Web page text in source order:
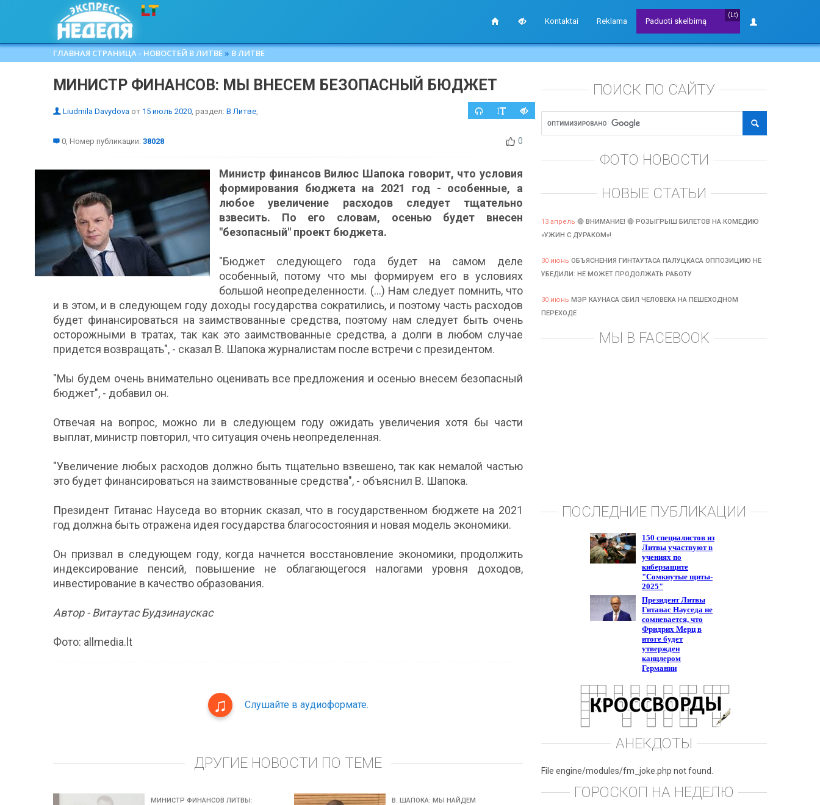
Kontaktai Reklama
(Lt)
Paduoti skelbimą
ГЛАВНАЯ СТРАНИЦА - НОВОСТЕЙ В ЛИТВЕ » В ЛИТВЕ
МИНИСТР ФИНАНСОВ: МЫ ВНЕСЕМ БЕЗОПАСНЫЙ БЮДЖЕТ
Liudmila Davydova от 15 июль 2020, раздел: В Литве,
0, Номер публикации: 38028 0
Министр финансов Вилюс Шапока говорит, что условия
формирования бюджета на 2021 год - особенные, а
любое увеличение расходов следует тщательно
взвесить. По его словам, осенью будет внесен
"безопасный" проект бюджета.
"Бюджет следующего года будет на самом деле
особенный, потому что мы формируем его в условиях
большой неопределенности. (...) Нам следует помнить, что
и в этом, и в следующем году доходы государства сократились, и поэтому часть расходов
будет финансироваться на заимствованные средства, поэтому нам следует быть очень
осторожными в тратах, так как это заимствованные средства, а долги в любом случае
придется возвращать", - сказал В. Шапока журналистам после встречи с президентом.
"Мы будем очень внимательно оценивать все предложения и осенью внесем безопасный
бюджет", - добавил он.
Отвечая на вопрос, можно ли в следующем году ожидать увеличения хотя бы части
выплат, министр повторил, что ситуация очень неопределенная.
"Увеличение любых расходов должно быть тщательно взвешено, так как немалой частью
это будет финансироваться на заимствованные средства", - объяснил В. Шапока.
Президент Гитанас Науседа во вторник сказал, что в государственном бюджете на 2021
год должна быть отражена идея государства благосостояния и новая модель экономики.
Он призвал в следующем году, когда начнется восстановление экономики, продолжить
индексирование пенсий, повышение не облагающегося налогами уровня доходов,
инвестирование в качество образования.
Автор - Витаутас Будзинаускас
Фото: allmedia.lt
Слушайте в аудиоформате.
ДРУГИЕ НОВОСТИ ПО ТЕМЕ
МИНИСТР ФИНАНСОВ ЛИТВЫ:
В. ШАПОКА: МЫ НАЙДЕМ
ПОИСК ПО САЙТУ
ФОТО НОВОСТИ
НОВЫЕ СТАТЬИ
13 апрель 🔴 ВНИМАНИЕ! 🔴 РОЗЫГРЫШ БИЛЕТОВ НА КОМЕДИЮ
«УЖИН С ДУРАКОМ»!
30 июнь ОБЪЯСНЕНИЯ ГИНТАУТАСА ПАЛУЦКАСА ОППОЗИЦИЮ НЕ
УБЕДИЛИ: НЕ МОЖЕТ ПРОДОЛЖАТЬ РАБОТУ
30 июнь МЭР КАУНАСА СБИЛ ЧЕЛОВЕКА НА ПЕШЕХОДНОМ
ПЕРЕХОДЕ
МЫ В FACEBOOK
ПОСЛЕДНИЕ ПУБЛИКАЦИИ
АНЕКДОТЫ
File engine/modules/fm_joke.php not found.
ГОРОСКОП НА НЕДЕЛЮ